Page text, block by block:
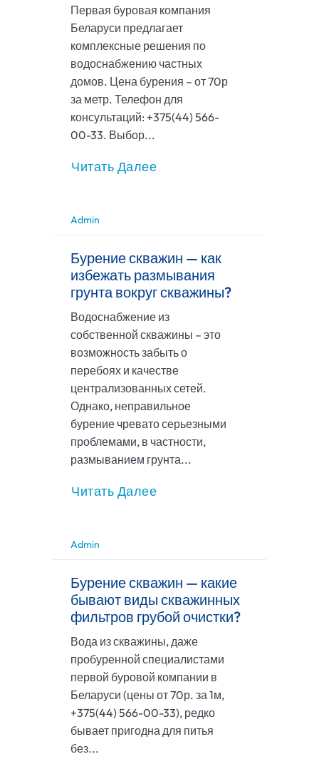
Первая буровая компания
Беларуси предлагает
комплексные решения по
водоснабжению частных
домов. Цена бурения – от 70р
за метр. Телефон для
консультаций: +375(44) 566-
00-33. Выбор...
Читать Далее
Admin
Бурение скважин — как
избежать размывания
грунта вокруг скважины?
Водоснабжение из
собственной скважины – это
возможность забыть о
перебоях и качестве
централизованных сетей.
Однако, неправильное
бурение чревато серьезными
проблемами, в частности,
размыванием грунта...
Читать Далее
Admin
Бурение скважин — какие
бывают виды скважинных
фильтров грубой очистки?
Вода из скважины, даже
пробуренной специалистами
первой буровой компании в
Беларуси (цены от 70р. за 1м,
+375(44) 566-00-33), редко
бывает пригодна для питья
без...